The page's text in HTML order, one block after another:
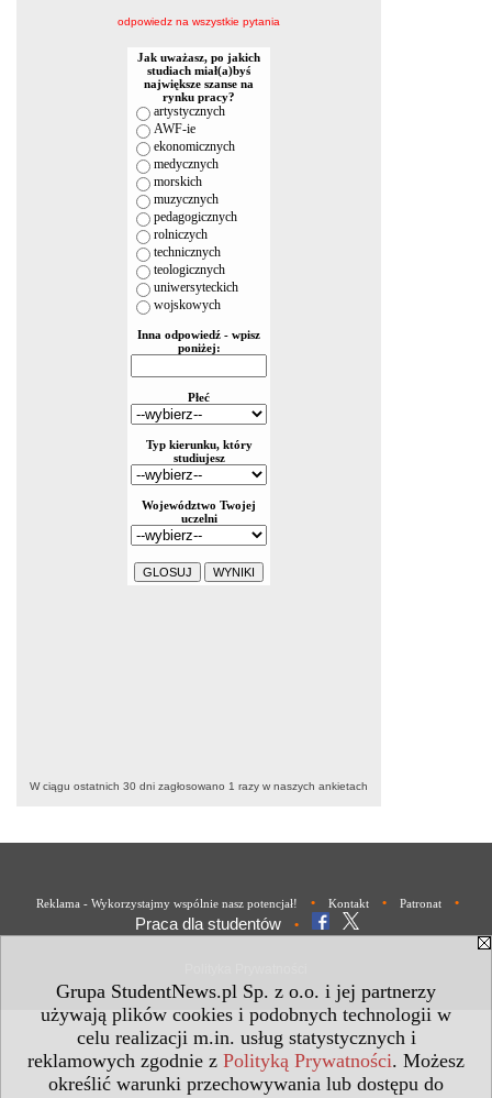
Grupa StudentNews.pl Sp. z o.o. i jej partnerzy
używają plików cookies i podobnych technologii w
celu realizacji m.in. usług statystycznych i
reklamowych zgodnie z Polityką Prywatności. Możesz
określić warunki przechowywania lub dostępu do
odpowiedz na wszystkie pytania
W ciągu ostatnich 30 dni zagłosowano 1 razy w naszych ankietach
Reklama - Wykorzystajmy wspólnie nasz potencjał! • Kontakt • Patronat •
Praca dla studentów •